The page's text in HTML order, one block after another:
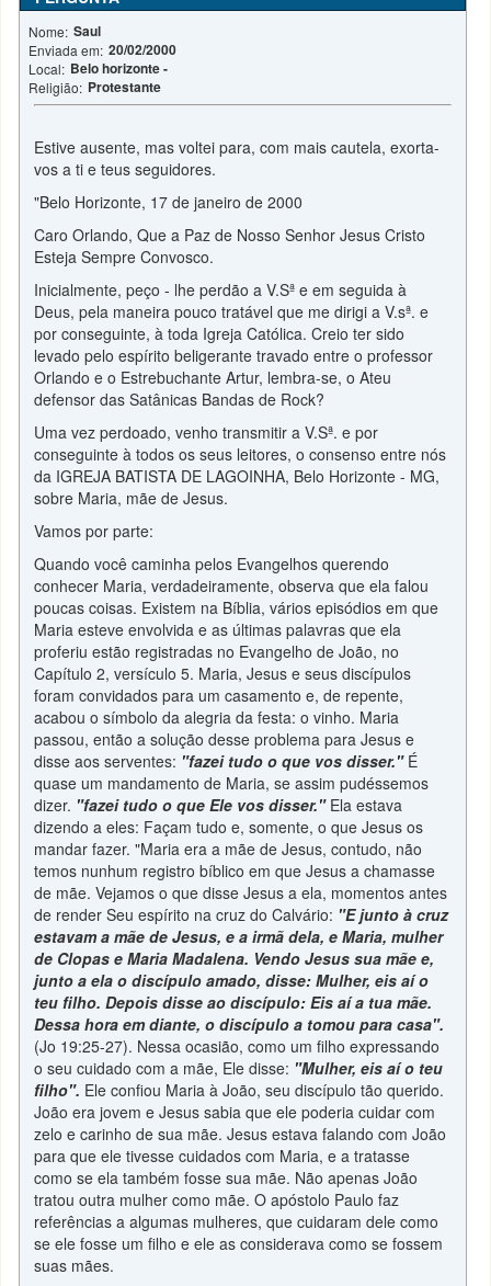
Nome: Saul
Enviada em: 20/02/2000
Local: Belo horizonte -
Religião: Protestante
Estive ausente, mas voltei para, com mais cautela, exorta-
vos a ti e teus seguidores.
"Belo Horizonte, 17 de janeiro de 2000
Caro Orlando, Que a Paz de Nosso Senhor Jesus Cristo
Esteja Sempre Convosco.
Inicialmente, peço - lhe perdão a V.Sª e em seguida à
Deus, pela maneira pouco tratável que me dirigi a V.sª. e
por conseguinte, à toda Igreja Católica. Creio ter sido
levado pelo espírito beligerante travado entre o professor
Orlando e o Estrebuchante Artur, lembra-se, o Ateu
defensor das Satânicas Bandas de Rock?
Uma vez perdoado, venho transmitir a V.Sª. e por
conseguinte à todos os seus leitores, o consenso entre nós
da IGREJA BATISTA DE LAGOINHA, Belo Horizonte - MG,
sobre Maria, mãe de Jesus.
Vamos por parte:
Quando você caminha pelos Evangelhos querendo
conhecer Maria, verdadeiramente, observa que ela falou
poucas coisas. Existem na Bíblia, vários episódios em que
Maria esteve envolvida e as últimas palavras que ela
proferiu estão registradas no Evangelho de João, no
Capítulo 2, versículo 5. Maria, Jesus e seus discípulos
foram convidados para um casamento e, de repente,
acabou o símbolo da alegria da festa: o vinho. Maria
passou, então a solução desse problema para Jesus e
disse aos serventes: "fazei tudo o que vos disser."É
quase um mandamento de Maria, se assim pudéssemos
dizer. "fazei tudo o que Ele vos disser." Ela estava
dizendo a eles: Façam tudo e, somente, o que Jesus os
mandar fazer. "Maria era a mãe de Jesus, contudo, não
temos nunhum registro bíblico em que Jesus a chamasse
de mãe. Vejamos o que disse Jesus a ela, momentos antes
de render Seu espírito na cruz do Calvário: "E junto à cruz
estavam a mãe de Jesus, e a irmã dela, e Maria, mulher
de Clopas e Maria Madalena. Vendo Jesus sua mãe e,
junto a ela o discípulo amado, disse: Mulher, eis aí o
teu filho. Depois disse ao discípulo: Eis aí a tua mãe.
Dessa hora em diante, o discípulo a tomou para casa".
(Jo 19:25-27). Nessa ocasião, como um filho expressando
o seu cuidado com a mãe, Ele disse: "Mulher, eis aí o teu
filho". Ele confiou Maria à João, seu discípulo tão querido.
João era jovem e Jesus sabia que ele poderia cuidar com
zelo e carinho de sua mãe. Jesus estava falando com João
para que ele tivesse cuidados com Maria, e a tratasse
como se ela também fosse sua mãe. Não apenas João
tratou outra mulher como mãe. O apóstolo Paulo faz
referências a algumas mulheres, que cuidaram dele como
se ele fosse um filho e ele as considerava como se fossem
suas mães.